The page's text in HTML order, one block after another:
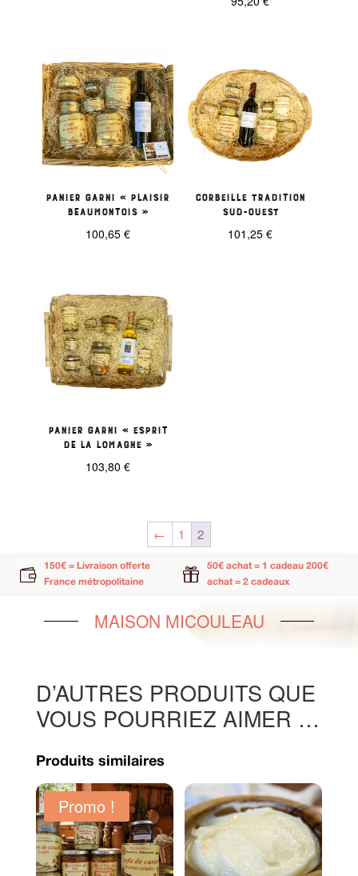
Panier garni « Plaisir
Beaumontois »
100,65 €
Corbeille Tradition
Sud-Ouest
101,25€
Panier garni « Esprit
de la Lomagne »
103,80 €
← 1 2

150€ = Livraison offerte
France métropolitaine

50€ achat = 1 cadeau 200€
achat = 2 cadeaux
MAISON MICOULEAU
D’AUTRES PRODUITS QUE
VOUS POURRIEZ AIMER …
Produits similaires
Promo !